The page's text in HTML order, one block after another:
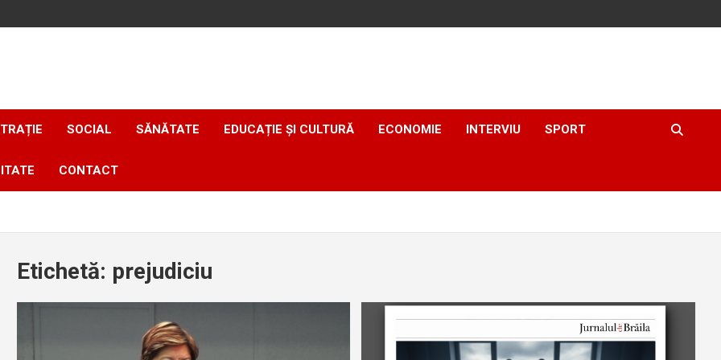
SOCIAL SĂNĂTATE EDUCAȚIE ȘI CULTURĂ ECONOMIE INTERVIU SPORT
CONTACT
Etichetă: prejudiciu